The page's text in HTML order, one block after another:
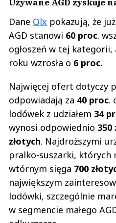
Dane Olx pokazują, że
AGD stanowi 60 proc.
ogłoszeń w tej kategorii,
roku wzrosła o 6 proc.
Najwięcej ofert dotyczy
odpowiadają za 40 proc.
lodówek z udziałem 34
wynosi odpowiednio 350
złotych. Najdroższymi
pralko-suszarki, których
wtórnym sięga 700
największym
lodówki, szczególnie
w segmencie małego